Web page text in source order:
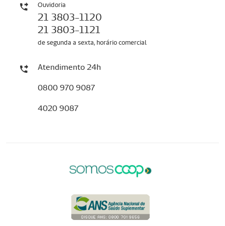
Ouvidoria
21 3803-1120
21 3803-1121
de segunda a sexta, horário comercial
Atendimento 24h
0800 970 9087
4020 9087